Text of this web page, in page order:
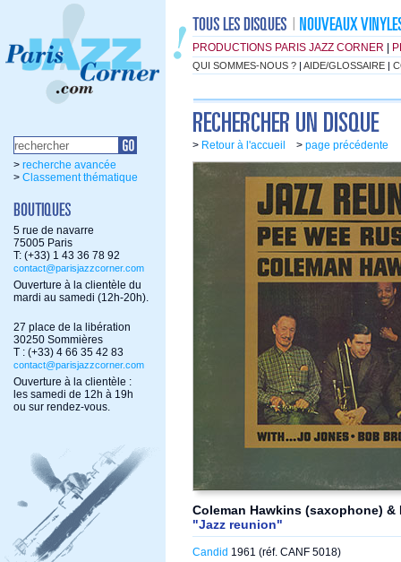
PRODUCTIONS PARIS JAZZ CORNER
QUI SOMMES-NOUS ? | AIDE/GLOSSAIRE |
> recherche avancée
> Classement thématique
5 rue de navarre
75005 Paris
T: (+33) 1 43 36 78 92
contact@parisjazzcorner.com
Ouverture à la clientèle du
mardi au samedi (12h-20h).
27 place de la libération
30250 Sommières
T : (+33) 4 66 35 42 83
contact@parisjazzcorner.com
Ouverture à la clientèle :
les samedi de 12h à 19h
ou sur rendez-vous.
> Retour à l'accueil > page précédente
Coleman Hawkins (saxophone) &
"Jazz reunion"
Candid 1961 (réf. CANF 5018)